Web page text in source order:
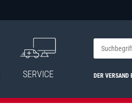
SERVICE DER VERSAND